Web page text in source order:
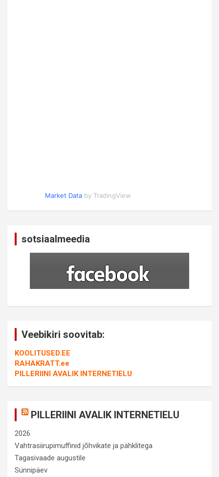
Market Data by TradingView
sotsiaalmeedia
Veebikiri soovitab:
KOOLITUSED.EE
RAHAKRATT.ee
PILLERIINI AVALIK INTERNETIELU
PILLERIINI AVALIK INTERNETIELU
2026
Vahtrasiirupimuffinid jõhvikate ja pähklitega
Tagasivaade augustile
Sünnipäev